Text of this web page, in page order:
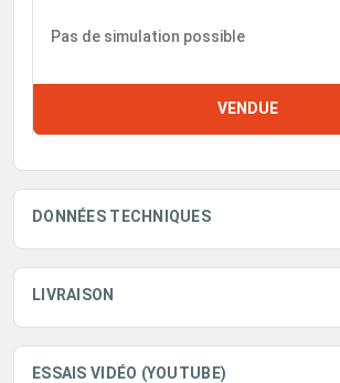
Pas de simulation possible
VENDUE
DONNÉES TECHNIQUES
LIVRAISON
ESSAIS VIDÉO (YOUTUBE)